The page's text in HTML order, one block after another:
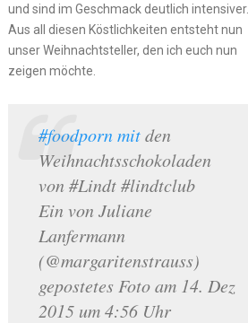
und sind im Geschmack deutlich intensiver.
Aus all diesen Köstlichkeiten entsteht nun
unser Weihnachtsteller, den ich euch nun
zeigen möchte.
#foodpornmitden
Weihnachtsschokoladen
von #Lindt #lindtclub
Ein von Juliane
Lanfermann
(@margaritenstrauss)
gepostetes Foto am 14. Dez
2015 um 4:56 Uhr